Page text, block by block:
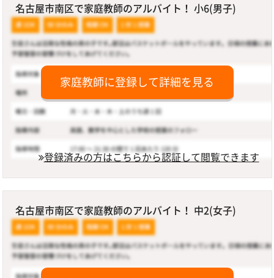
名古屋市南区で家庭教師のアルバイト！ 小6(男子)
家庭教師に登録して詳細を見る
登録済みの方はこちらから認証して閲覧できます
名古屋市南区で家庭教師のアルバイト！ 中2(女子)